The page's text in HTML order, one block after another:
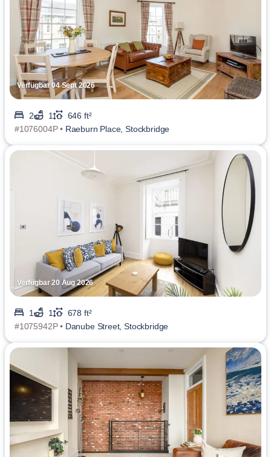
Verfügbar 04 Sept 2026
2 1
646 ft²
#1076004P • Raeburn Place, Stockbridge
Verfügbar 20 Aug 2026
1 1
678 ft²
#1075942P • Danube Street, Stockbridge